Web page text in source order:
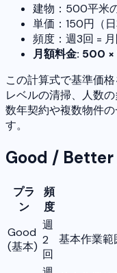
建物：500平米
単価：150円（
頻度：週3回 = 月
月額料金: 500
この計算式で基準価
レベルの清掃、人数
数年契約や複数物件
す。
Good / Better
プラ
ン
頻
度
Good
(基本)
週
2
回
基本作業範